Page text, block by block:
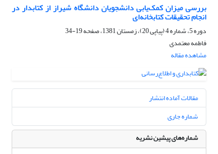
بررسی میزان کمک‌یابی دانشجویان دانشگاه شیراز از کتابدار در
انجام تحقیقات کتابخانه‌ای
دوره 5، شماره 4 (پیاپی 20)، زمستان 1381، صفحه
19-34
فاطمه معتمدی
مشاهده مقاله
مقالات آماده انتشار
شماره جاری
شماره‌های پیشین نشریه